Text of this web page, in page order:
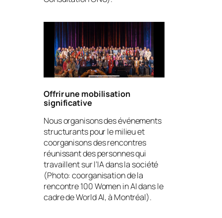
Offrir une mobilisation
significative
Nous organisons des événements
structurants pour le milieu et
coorganisons des rencontres
réunissant des personnes qui
travaillent sur l’IA dans la société
(Photo: coorganisation de la
rencontre 100 Women in AI dans le
cadre de World AI, à Montréal).